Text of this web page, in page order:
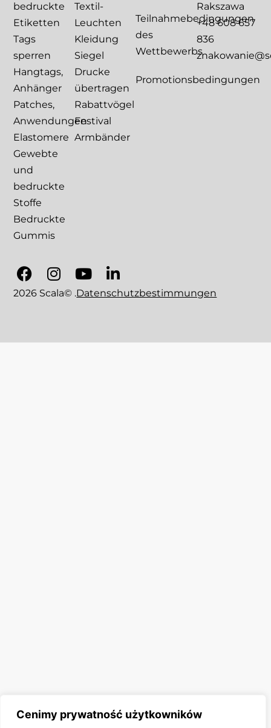
Cenimy prywatność użytkowników
bedruckte
Etiketten
Tags
sperren
Hangtags,
Anhänger
Patches,
Anwendungen
Elastomere
Gewebte
und
bedruckte
Stoffe
Bedruckte
Gummis
Textil-
Leuchten
Kleidung
Siegel
Drucke
übertragen
Rabattvögel
Festival
Armbänder
Teilnahmebedingungen
des
Wettbewerbs
Promotionsbedingungen
Rakszawa
+48 608 657
836
2026 Scala© .Datenschutzbestimmungen